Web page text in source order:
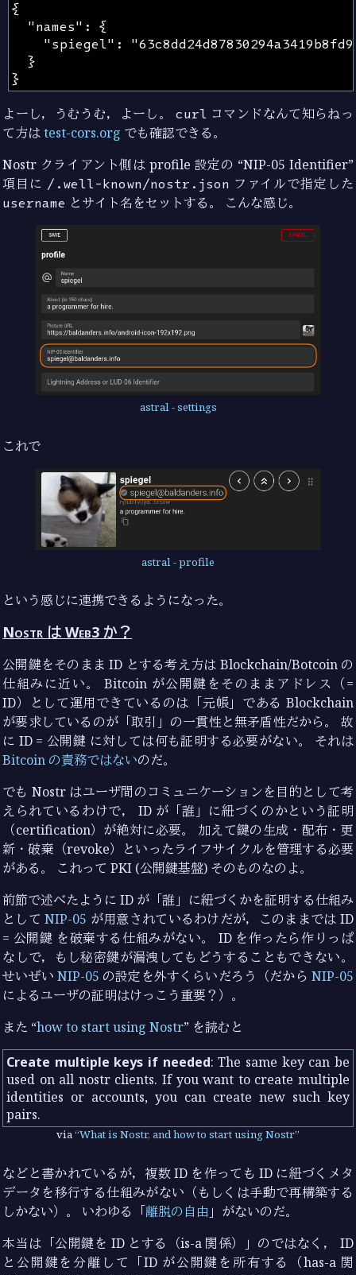
よーし，うむうむ，よーし。 curl コマンドなんて知らねっ
て方はtest-cors.org でも確認できる。
Nostr クライアント側は profile 設定の “NIP-05 Identifier”
項目に /.well-known/nostr.json ファイルで指定した
username とサイト名をセットする。 こんな感じ。
astral - settings
これで
astral - profile
という感じに連携できるようになった。
Nostr は Web3 か？
公開鍵をそのまま ID とする考え方は Blockchain/Botcoin の
仕組みに近い。 Bitcoin が公開鍵をそのままアドレス（=
ID）として運用できているのは「元帳」である Blockchain
が要求しているのが「取引」の一貫性と無矛盾性だから。 故
に ID = 公開鍵 に対しては何も証明する必要がない。 それは
Bitcoin の責務ではないのだ。
でも Nostr はユーザ間のコミュニケーションを目的として考
えられているわけで， ID が「誰」に紐づくのかという証明
（certification）が絶対に必要。 加えて鍵の生成・配布・更
新・破棄（revoke）といったライフサイクルを管理する必要
がある。 これって PKI (公開鍵基盤) そのものなのよ。
前節で述べたように ID が「誰」に紐づくかを証明する仕組み
としてNIP-05 が用意されているわけだが，このままでは ID
= 公開鍵 を破棄する仕組みがない。 ID を作ったら作りっぱ
なしで，もし秘密鍵が漏洩してもどうすることもできない。
せいぜい NIP-05 の設定を外すくらいだろう（だから NIP-05
によるユーザの証明はけっこう重要？）。
また “how to start using Nostr” を読むと
Create multiple keys if needed: The same key can be
used on all nostr clients. If you want to create multiple
identities or accounts, you can create new such key
pairs.
via What is Nostr, and how to start using Nostr
などと書かれているが，複数 ID を作っても ID に紐づくメタ
データを移行する仕組みがない（もしくは手動で再構築する
しかない）。 いわゆる「離脱の自由 」がないのだ。
本当は「公開鍵を ID とする（is-a 関係）」のではなく， ID
と公開鍵を分離して「ID が公開鍵を所有する（has-a 関